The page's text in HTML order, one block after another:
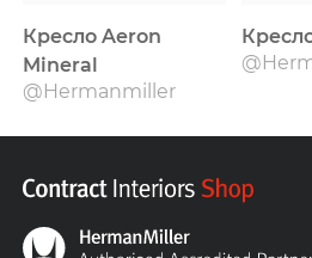
Кресло Aeron
Mineral
@Hermanmiller